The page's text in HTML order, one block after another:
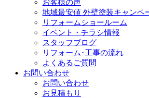
お客様の声
地域最安値 外壁塗装キャンペ
リフォームショールーム
イベント・チラシ情報
スタッフブログ
リフォーム･工事の流れ
よくあるご質問
お問い合わせ
お問い合わせ
お見積もり